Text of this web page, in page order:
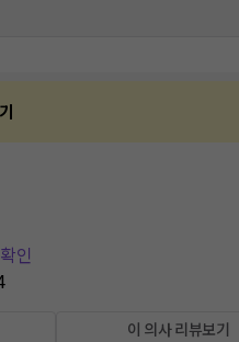
인
이 의사 리뷰보기